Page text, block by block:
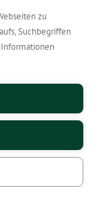
zu
Suchbegriffen